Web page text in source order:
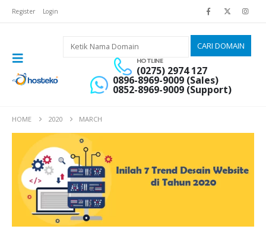
Register Login
HOTLINE
(0275) 2974 127
0896-8969-9009 (Sales)
0852-8969-9009 (Support)
HOME 2020 MARCH